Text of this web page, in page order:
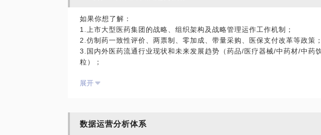
如果你想了解：
1.上市大型医药集团的战略、组织架构及战略管理运作工作机制；
2.仿制药一致性评价、两票制、零加成、带量采购、医保支付改革等政策；
3.国内外医药流通行业现状和未来发展趋势（药品/医疗器械/中药材/中药
粒）；
5.互联网医药电商B2B、B2C及O2O主要头部玩家业务模式；
展开
数据运营分析体系